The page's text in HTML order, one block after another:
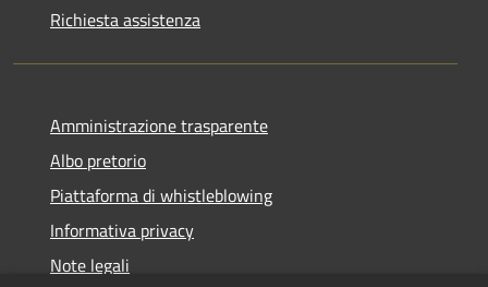
Richiesta assistenza
Amministrazione trasparente
Albo pretorio
Piattaforma di whistleblowing
Informativa privacy
Note legali